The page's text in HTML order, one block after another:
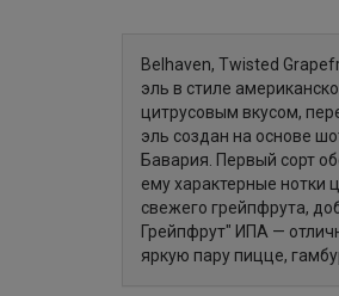
Belhaven, Twisted
эль в стиле
цитрусовым вкусом,
эль создан на основе
Бавария. Первый сорт
ему характерные нотки
свежего грейпфрута,
Грейпфрут" ИПА —
яркую пару пицце,